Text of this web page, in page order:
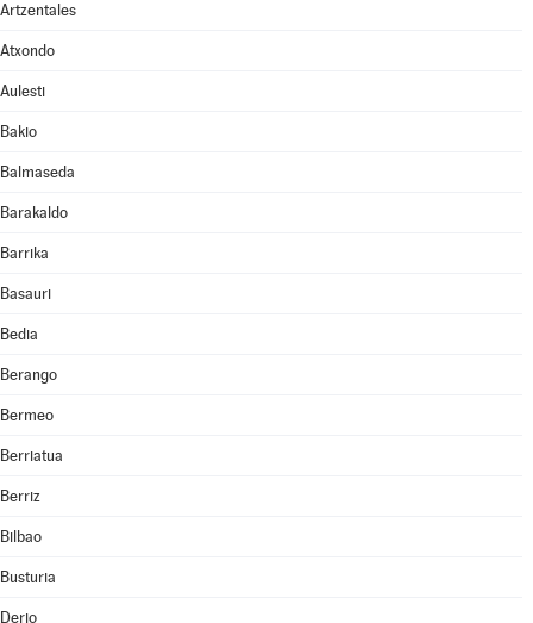
Artzentales
Atxondo
Aulesti
Bakio
Balmaseda
Barakaldo
Barrika
Basauri
Bedia
Berango
Bermeo
Berriatua
Berriz
Bilbao
Busturia
Derio